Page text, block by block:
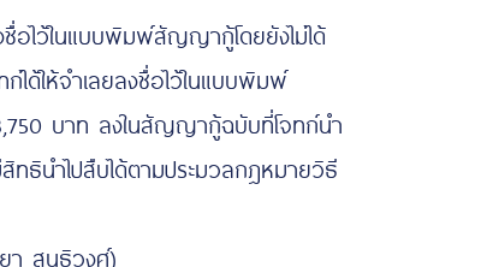
ไว้ในแบบพิมพ์สัญญากู้โดยยังไม่ได้
ด้ให้จำเลยลงชื่อไว้ในแบบพิมพ์
บาท ลงในสัญญากู้ฉบับที่โจทก์นำ
ธินำไปสืบได้ตามประมวลกฎหมายวิธี
สนธิวงศ์)